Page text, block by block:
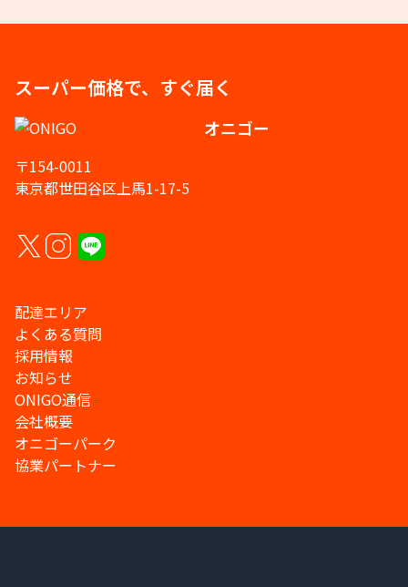
スーパー価格で、すぐ届く
オニゴー
〒154-0011
東京都世田谷区上馬1-17-5
配達エリア
よくある質問
採用情報
お知らせ
ONIGO通信
会社概要
オニゴーパーク
協業パートナー